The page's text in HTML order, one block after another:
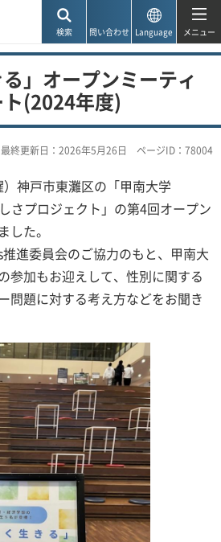
検索 問い合わせ Language メニュー
る」オープンミーティ
(2024年度)
最終更新日：2026年5月26日 ページID：78004
神戸市東灘区の「甲南大学
さプロジェクト」の第4回オープン
した。
進委員会のご協力のもと、甲南大
参加もお迎えして、性別に関する
問題に対する考え方などをお聞き